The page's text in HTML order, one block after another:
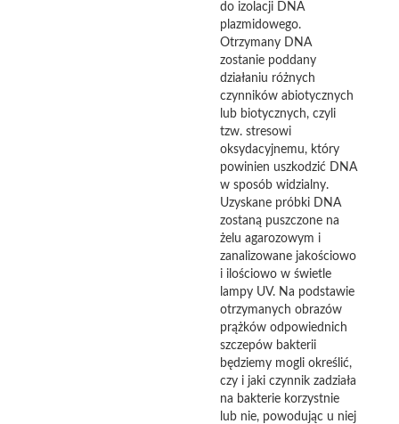
do izolacji DNA
plazmidowego.
Otrzymany DNA
zostanie poddany
działaniu różnych
czynników abiotycznych
lub biotycznych, czyli
tzw. stresowi
oksydacyjnemu, który
powinien uszkodzić DNA
w sposób widzialny.
Uzyskane próbki DNA
zostaną puszczone na
żelu agarozowym i
zanalizowane jakościowo
i ilościowo w świetle
lampy UV. Na podstawie
otrzymanych obrazów
prążków odpowiednich
szczepów bakterii
będziemy mogli określić,
czy i jaki czynnik zadziała
na bakterie korzystnie
lub nie, powodując u niej